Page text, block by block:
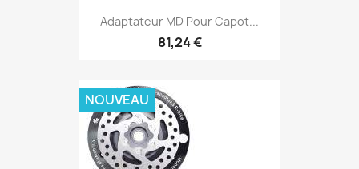
Adaptateur MD Pour Capot...
81,24 €
NOUVEAU